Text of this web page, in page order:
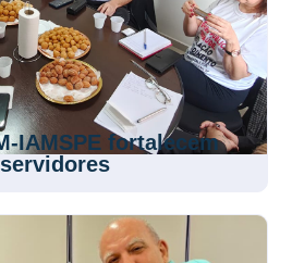
IAMSPE fortalecem